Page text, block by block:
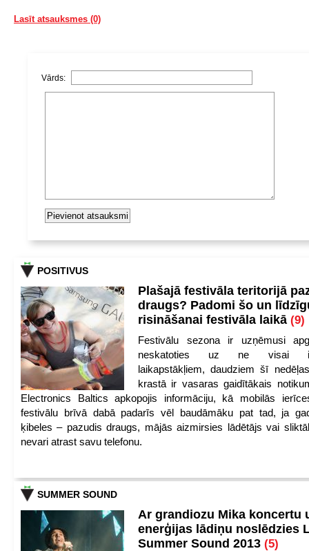
Lasīt atsauksmes (0)
Vārds:
POSITIVUS
Plašajā festivāla teritorijā
draugs? Padomi šo un
risināšanai festivāla laikā (9)
Festivālu sezona ir uzņēmusi
neskatoties uz ne visai
laikapstākļiem, daudziem šī
krastā ir vasaras gaidītākais
Electronics Baltics apkopojis informāciju, kā mobilās
festivālu brīvā dabā padarīs vēl baudāmāku pat tad, ja
ķibeles – pazudis draugs, mājās aizmirsies lādētājs vai
nevari atrast savu telefonu.
SUMMER SOUND
Ar grandiozu Mika koncertu
enerģijas lādiņu noslēdzies
Summer Sound 2013 (5)